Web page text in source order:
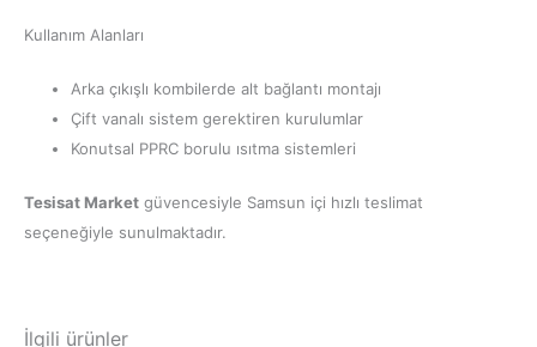
Kullanım Alanları
Arka çıkışlı kombilerde alt bağlantı montajı
Çift vanalı sistem gerektiren kurulumlar
Konutsal PPRC borulu ısıtma sistemleri
Tesisat Market güvencesiyle Samsun içi hızlı teslimat
seçeneğiyle sunulmaktadır.
İlgili ürünler